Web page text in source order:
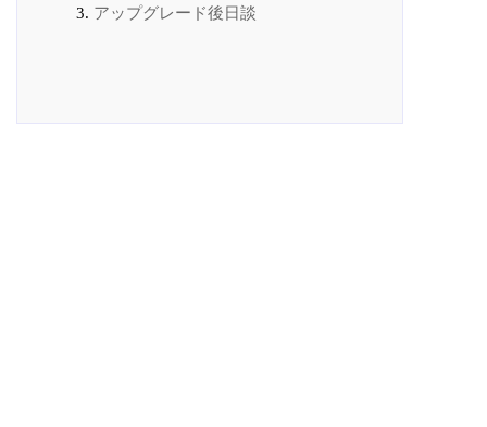
アップグレード後日談